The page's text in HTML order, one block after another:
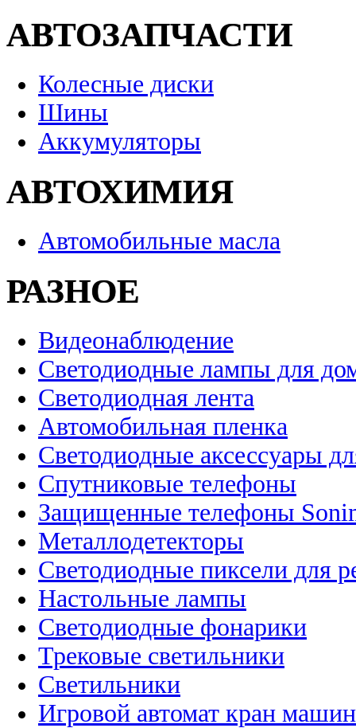
АВТОЗАПЧАСТИ
Колесные диски
Шины
Аккумуляторы
АВТОХИМИЯ
Автомобильные масла
РАЗНОЕ
Видеонаблюдение
Светодиодные лампы для
Светодиодная лента
Автомобильная пленка
Светодиодные аксессуары
Спутниковые телефоны
Защищенные телефоны
Металлодетекторы
Светодиодные пиксели для
Настольные лампы
Светодиодные фонарики
Трековые светильники
Светильники
Игровой автомат кран